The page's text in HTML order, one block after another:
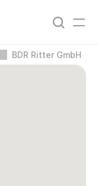
BDR Ritter GmbH